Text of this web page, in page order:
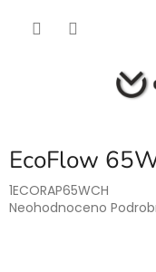
EcoFlow
1ECORAP65WCH
Průměrné
Neohodnoceno